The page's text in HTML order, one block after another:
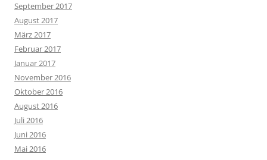
September 2017
August 2017
März 2017
Februar 2017
Januar 2017
November 2016
Oktober 2016
August 2016
Juli 2016
Juni 2016
Mai 2016